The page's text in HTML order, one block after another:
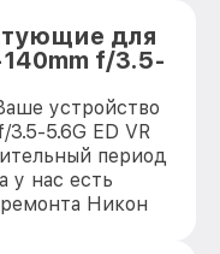
для
f/3.5-
устройство
5.6G ED VR
период
у нас есть
Никон